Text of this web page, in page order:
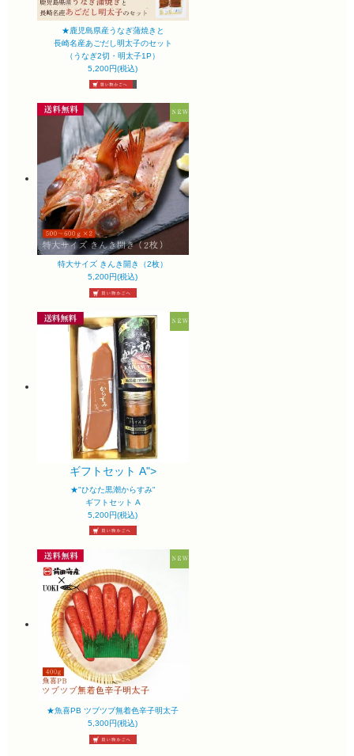
★鹿児島県産うなぎ蒲焼きと
長崎名産あごだし明太子のセット
（うなぎ2切・明太子1P）
5,200円(税込)
特大サイズ きんき開き（2枚）
5,200円(税込)
ギフトセット A">
★"ひなた黒潮からすみ"
ギフトセット A
5,200円(税込)
★魚喜PB ツブツブ無着色辛子明太子
5,300円(税込)